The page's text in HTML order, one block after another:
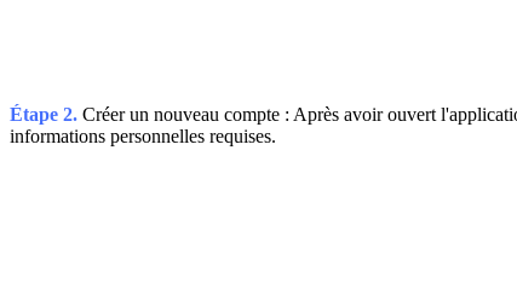
Étape 2. Créer un nouveau compte : Après avoir ouvert
informations personnelles requises.